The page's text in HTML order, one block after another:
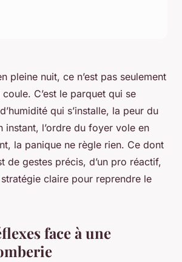
pleine nuit, ce n’est pas seulement
coule. C’est le parquet qui se
qui s’installe, la peur du
instant, l’ordre du foyer vole en
la panique ne règle rien. Ce dont
de gestes précis, d’un pro réactif,
stratégie claire pour reprendre le
face à une